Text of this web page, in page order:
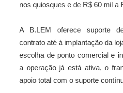
nos quiosques e de R$ 60 mil a
A B.LEM oferece suporte
contrato até à implantação da
escolha de ponto comercial e
a operação já está ativa, o
apoio total com o suporte